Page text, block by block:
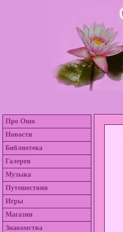
Про Ошо
Новости
Библиотека
Галерея
Музыка
Путешествия
Игры
Магазин
Знакомства